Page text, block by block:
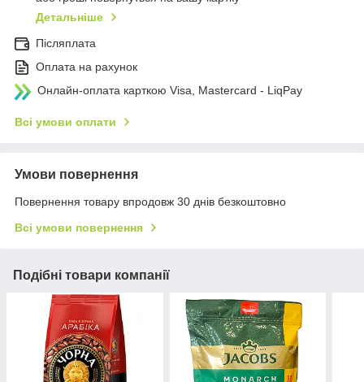
Детальніше
Післяплата
Оплата на рахунок
Онлайн-оплата карткою Visa, Mastercard - LiqPay
Всі умови оплати
Умови повернення
Повернення товару впродовж 30 днів безкоштовно
Всі умови повернення
Подібні товари компанії